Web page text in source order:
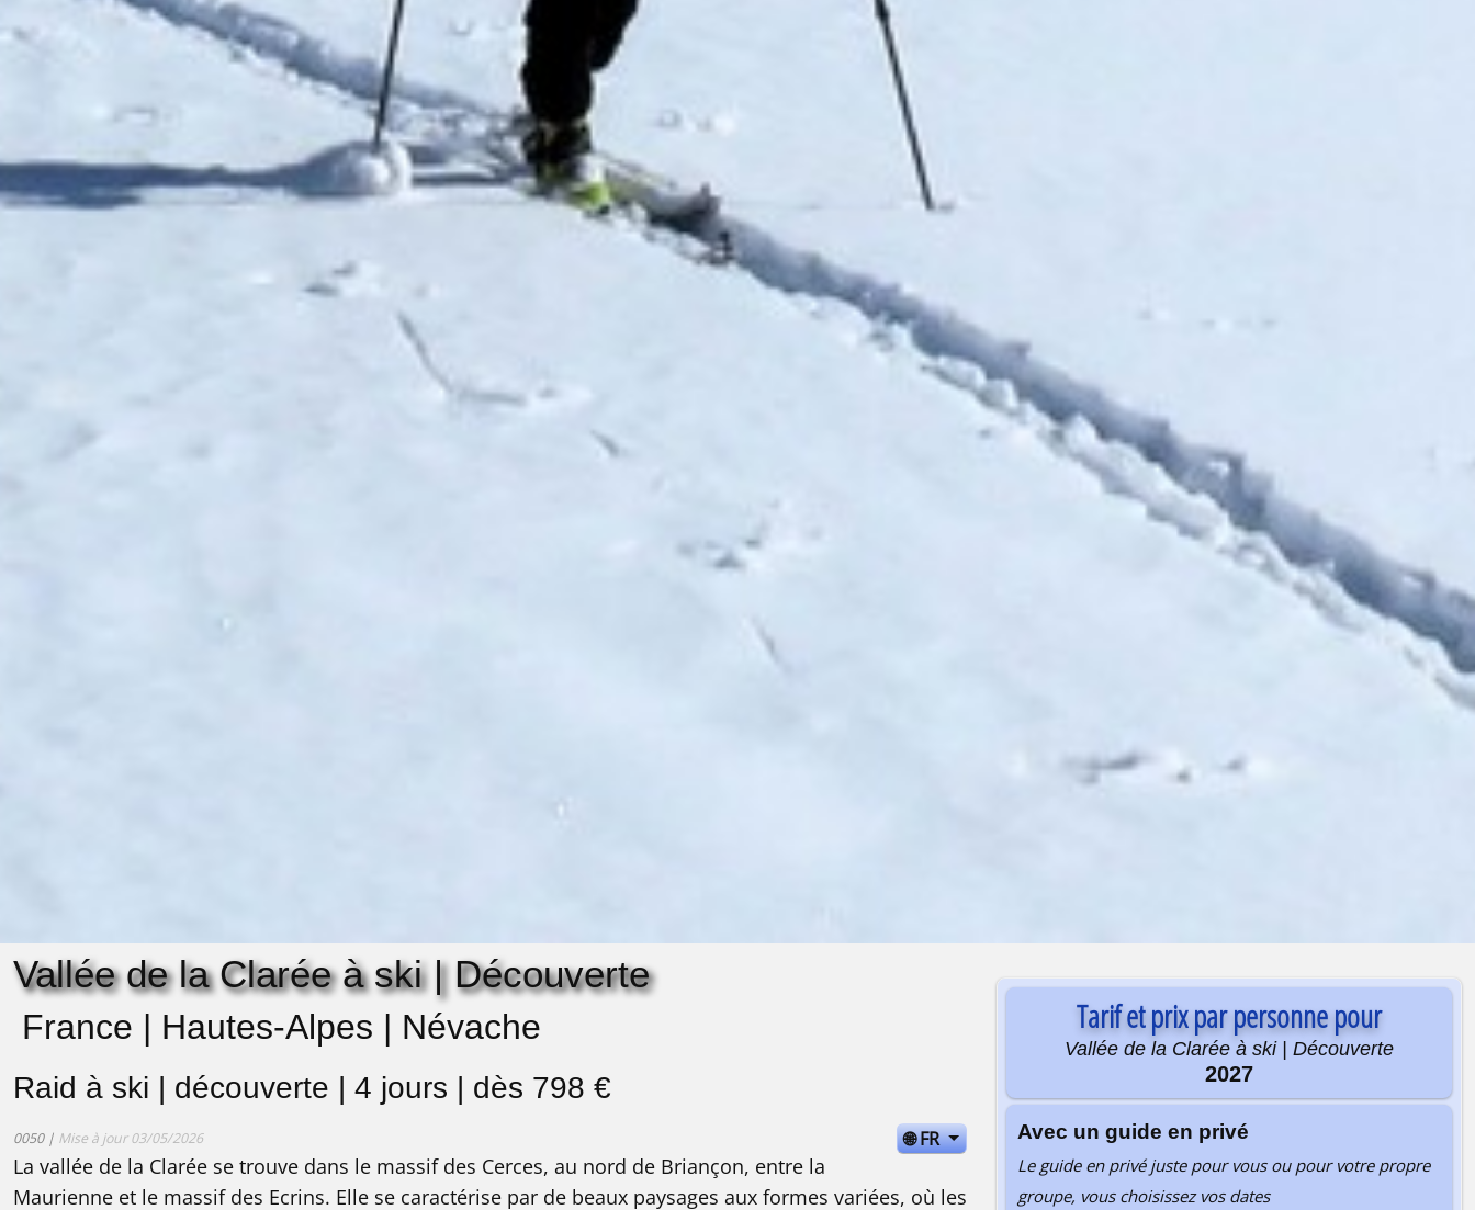
Vallée de la Clarée à ski | Découverte
France | Hautes-Alpes | Névache
Raid à ski | découverte | 4 jours | dès 798 €
0050 | Mise à jour 03/05/2026 🌐 FR
La vallée de la Clarée se trouve dans le massif des Cerces, au nord de Briançon, entre la
Maurienne et le massif des Ecrins. Elle se caractérise par de beaux paysages aux formes variées, où les
Tarif et prix par personne pour
Vallée de la Clarée à ski | Découverte
2027
Avec un guide en privé
Le guide en privé juste pour vous ou pour votre propre
groupe, vous choisissez vos dates